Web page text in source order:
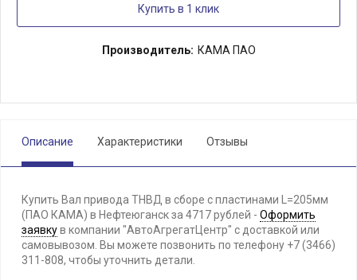
Купить в 1 клик
Производитель: КАМА ПАО
Описание Характеристики Отзывы
Купить Вал привода ТНВД в сборе с пластинами L=205мм
(ПАО КАМА) в Нефтеюганск за 4717 рублей - Оформить
заявкув компании "АвтоАгрегатЦентр" с доставкой или
самовывозом. Вы можете позвонить по телефону +7 (3466)
311-808, чтобы уточнить детали.